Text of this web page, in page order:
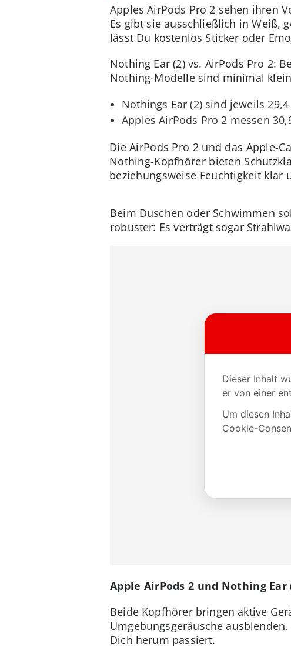
Apples AirPods Pro 2 sehen ihren
Es gibt sie ausschließlich in Weiß,
lässt Du kostenlos Sticker oder
Nothing Ear (2) vs. AirPods Pro 2:
Nothing-Modelle sind minimal
Nothings Ear (2) sind jeweils
Apples AirPods Pro 2 messen
Die AirPods Pro 2 und das Apple-
Nothing-Kopfhörer bieten
beziehungsweise Feuchtigkeit klar
Beim Duschen oder Schwimmen
robuster: Es verträgt sogar
Apple AirPods 2 und Nothing
Beide Kopfhörer bringen aktive
Umgebungsgeräusche
Dich herum passiert.